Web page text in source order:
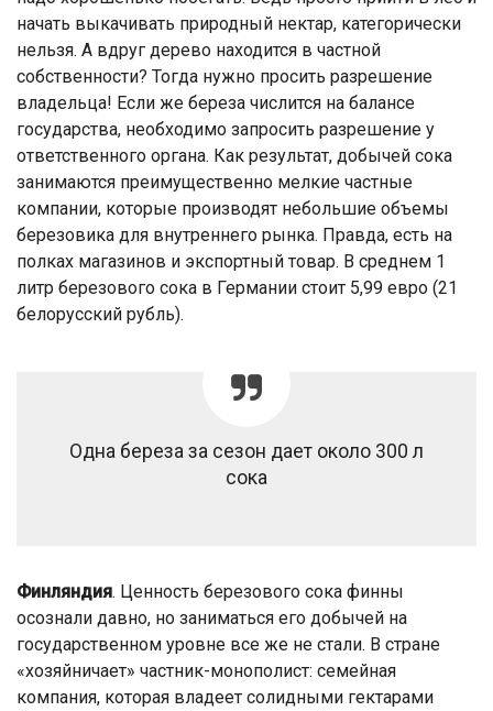
начать выкачивать природный нектар, категорически
нельзя. А вдруг дерево находится в частной
собственности? Тогда нужно просить разрешение
владельца! Если же береза числится на балансе
государства, необходимо запросить разрешение у
ответственного органа. Как результат, добычей сока
занимаются преимущественно мелкие частные
компании, которые производят небольшие объемы
березовика для внутреннего рынка. Правда, есть на
полках магазинов и экспортный товар. В среднем 1
литр березового сока в Германии стоит 5,99 евро (21
белорусский рубль).
Одна береза за сезон дает около 300 л
сока
Финляндия. Ценность березового сока финны
осознали давно, но заниматься его добычей на
государственном уровне все же не стали. В стране
«хозяйничает» частник-монополист: семейная
компания, которая владеет солидными гектарами